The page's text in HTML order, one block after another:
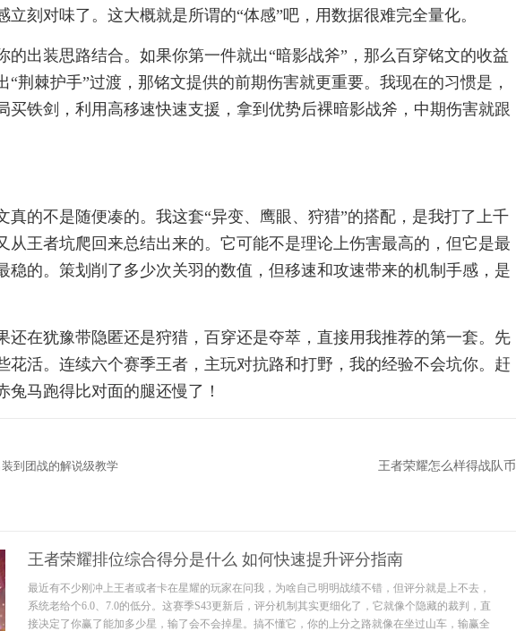
刻对味了。这大概就是所谓的“体感”吧，用数据很难完全量化。
的出装思路结合。如果你第一件就出“暗影战斧”，那么百穿铭文的收益
“荆棘护手”过渡，那铭文提供的前期伤害就更重要。我现在的习惯是，
买铁剑，利用高移速快速支援，拿到优势后裸暗影战斧，中期伤害就跟
真的不是随便凑的。我这套“异变、鹰眼、狩猎”的搭配，是我打了上千
从王者坑爬回来总结出来的。它可能不是理论上伤害最高的，但它是最
稳的。策划削了多少次关羽的数值，但移速和攻速带来的机制手感，是
还在犹豫带隐匿还是狩猎，百穿还是夺萃，直接用我推荐的第一套。先
花活。连续六个赛季王者，主玩对抗路和打野，我的经验不会坑你。赶
兔马跑得比对面的腿还慢了！
到团战的解说级教学 王者荣耀怎么样得战队币
王者荣耀排位综合得分是什么 如何快速提升评分指南
最近有不少刚冲上王者或者卡在星耀的玩家在问我，为啥自己明明战绩不错，但评分就是上不去，
系统老给个6.0、7.0的低分。这赛季S43更新后，评分机制其实更细化了，它就像个隐藏的裁判，直
接决定了你赢了能加多少星，输了会不会掉星。搞不懂它，你的上分之路就像在坐过山车，输赢全